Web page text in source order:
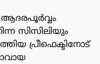
സിസിലിയും
പ്രീഫെക്ടിനോട്